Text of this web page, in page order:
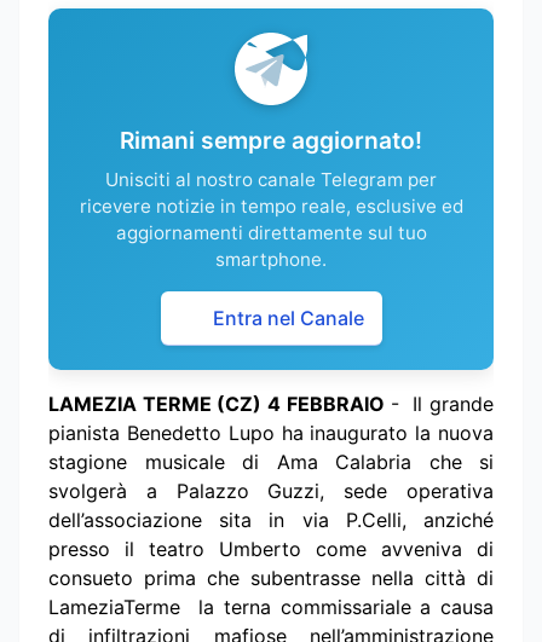
Rimani sempre aggiornato!
Unisciti al nostro canale Telegram per
ricevere notizie in tempo reale, esclusive ed
aggiornamenti direttamente sul tuo
smartphone.
Entra nel Canale
LAMEZIA TERME (CZ) 4 FEBBRAIO - Il grande
pianista Benedetto Lupo ha inaugurato la nuova
stagione musicale di Ama Calabria che si
svolgerà a Palazzo Guzzi, sede operativa
dell’associazione sita in via P.Celli, anziché
presso il teatro Umberto come avveniva di
consueto prima che subentrasse nella città di
LameziaTerme la terna commissariale a causa
di infiltrazioni mafiose nell’amministrazione